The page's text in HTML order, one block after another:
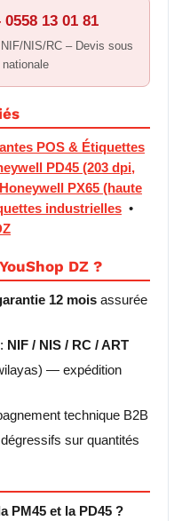
13 01 81
NIS/RC – Devis sous
POS & Étiquettes
PD45 (203 dpi,
PX65 (haute
industrielles •
DZ ?
12 mois assurée
NIF / NIS / RC / ART
— expédition
technique B2B
sur quantités
PM45 et la PD45 ?